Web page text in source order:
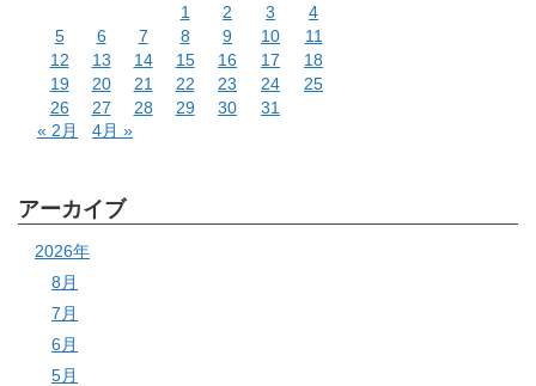
1
2 3
4
5
6 7 8 9 10
11
12
13 14 15 16 17
18
19
20 21 22 23 24
25
26
27 28 29 30
31
« 2月
4月 »
アーカイブ
2026年
8月
7月
6月
5月